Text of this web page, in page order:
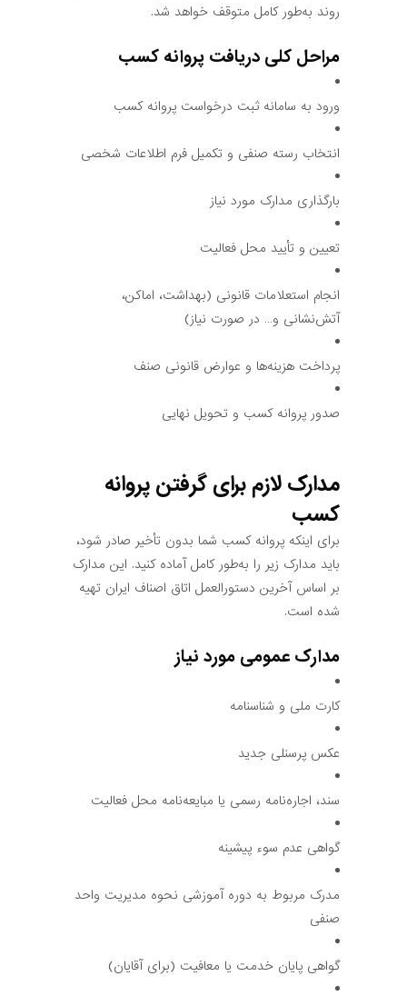
روند به‌طور کامل متوقف خواهد شد.
مراحل کلی دریافت پروانه کسب
ورود به سامانه ثبت درخواست پروانه کسب
انتخاب رسته صنفی و تکمیل فرم اطلاعات شخصی
بارگذاری مدارک مورد نیاز
تعیین و تأیید محل فعالیت
انجام استعلامات قانونی (بهداشت، اماکن،
آتش‌نشانی و… در صورت نیاز)
پرداخت هزینه‌ها و عوارض قانونی صنف
صدور پروانه کسب و تحویل نهایی
مدارک لازم برای گرفتن پروانه
کسب
برای اینکه پروانه کسب شما بدون تأخیر صادر شود،
باید مدارک زیر را به‌طور کامل آماده کنید. این مدارک
بر اساس آخرین دستورالعمل اتاق اصناف ایران تهیه
شده است.
مدارک عمومی مورد نیاز
کارت ملی و شناسنامه
عکس پرسنلی جدید
سند، اجاره‌نامه رسمی یا مبایعه‌نامه محل فعالیت
گواهی عدم سوء پیشینه
مدرک مربوط به دوره آموزشی نحوه مدیریت واحد
صنفی
گواهی پایان خدمت یا معافیت (برای آقایان)